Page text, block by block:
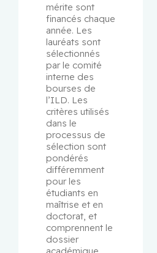
mérite sont
financés chaque
année. Les
lauréats sont
sélectionnés
par le comité
interne des
bourses de
l’ILD. Les
critères utilisés
dans le
processus de
sélection sont
pondérés
différemment
pour les
étudiants en
maîtrise et en
doctorat, et
comprennent le
dossier
académique,